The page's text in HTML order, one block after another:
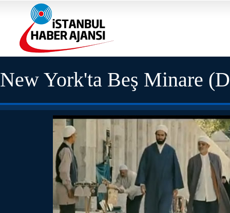
New York'ta Beş Minare